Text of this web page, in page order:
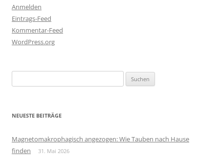
Anmelden
Eintrags-Feed
Kommentar-Feed
WordPress.org
nach:
NEUESTE BEITRÄGE
Magnetomakrophagisch angezogen: Wie Tauben nach Hause
finden
31. Mai 2026